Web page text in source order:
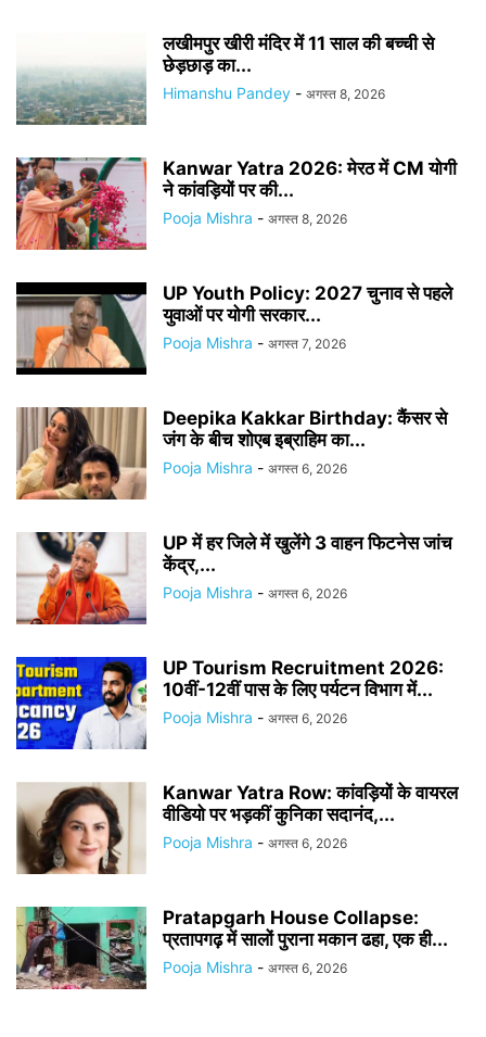
लखीमपुर खीरी मंदिर में 11 साल की बच्ची से
छेड़छाड़ का...
Himanshu Pandey - अगस्त 8, 2026
Kanwar Yatra 2026: मेरठ में CM योगी
ने कांवड़ियों पर की...
Pooja Mishra - अगस्त 8, 2026
UP Youth Policy: 2027 चुनाव से पहले
युवाओं पर योगी सरकार...
Pooja Mishra - अगस्त 7, 2026
Deepika Kakkar Birthday: कैंसर से
जंग के बीच शोएब इब्राहिम का...
Pooja Mishra - अगस्त 6, 2026
UP में हर जिले में खुलेंगे 3 वाहन फिटनेस जांच
केंद्र,...
Pooja Mishra - अगस्त 6, 2026
UP Tourism Recruitment 2026:
10वीं-12वीं पास के लिए पर्यटन विभाग में...
Pooja Mishra - अगस्त 6, 2026
Kanwar Yatra Row: कांवड़ियों के वायरल
वीडियो पर भड़कीं कुनिका सदानंद,...
Pooja Mishra - अगस्त 6, 2026
Pratapgarh House Collapse:
प्रतापगढ़ में सालों पुराना मकान ढहा, एक ही...
Pooja Mishra - अगस्त 6, 2026